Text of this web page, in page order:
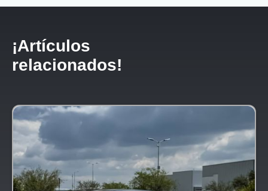
¡Artículos
relacionados!